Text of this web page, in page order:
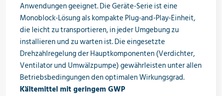
Werkzeuge & Messgeräte
Wärmepumpen
Anwendungen geeignet. Die Geräte-Serie ist eine
Monoblock-Lösung als kompakte Plug-and-Play-Einheit,
die leicht zu transportieren, in jeder Umgebung zu
installieren und zu warten ist. Die eingesetzte
Drehzahlregelung der Hauptkomponenten (Verdichter,
Ventilator und Umwälzpumpe) gewährleisten unter allen
Betriebsbedingungen den optimalen Wirkungsgrad.
Kältemittel mit geringem GWP